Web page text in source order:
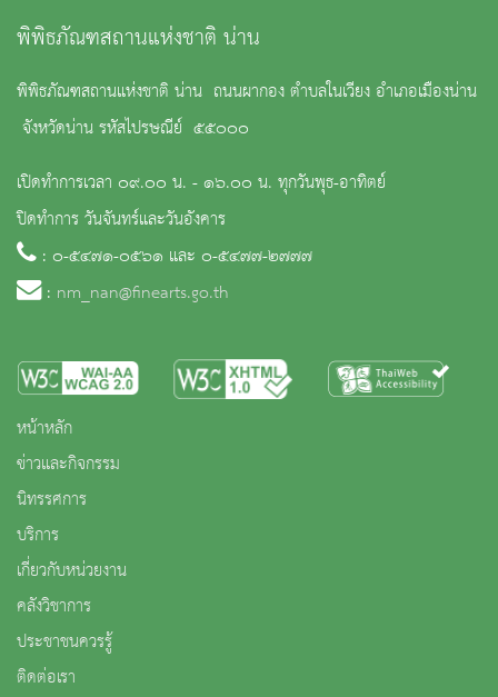
พิพิธภัณฑสถานแห่งชาติ น่าน
พิพิธภัณฑสถานแห่งชาติ น่าน ถนนผากอง ตำบลในเวียง อำเภอเมืองน่าน
จังหวัดน่าน รหัสไปรษณีย์ ๕๕๐๐๐
เปิดทำการเวลา ๐๙.๐๐ น. - ๑๖.๐๐ น. ทุกวันพุธ-อาทิตย์
ปิดทำการ วันจันทร์และวันอังคาร
: ๐-๕๔๗๑-๐๕๖๑ และ ๐-๕๔๗๗-๒๗๗๗
: nm_nan@finearts.go.th
หน้าหลัก
ข่าวและกิจกรรม
นิทรรศการ
บริการ
เกี่ยวกับหน่วยงาน
คลังวิชาการ
ประชาชนควรรู้
ติดต่อเรา